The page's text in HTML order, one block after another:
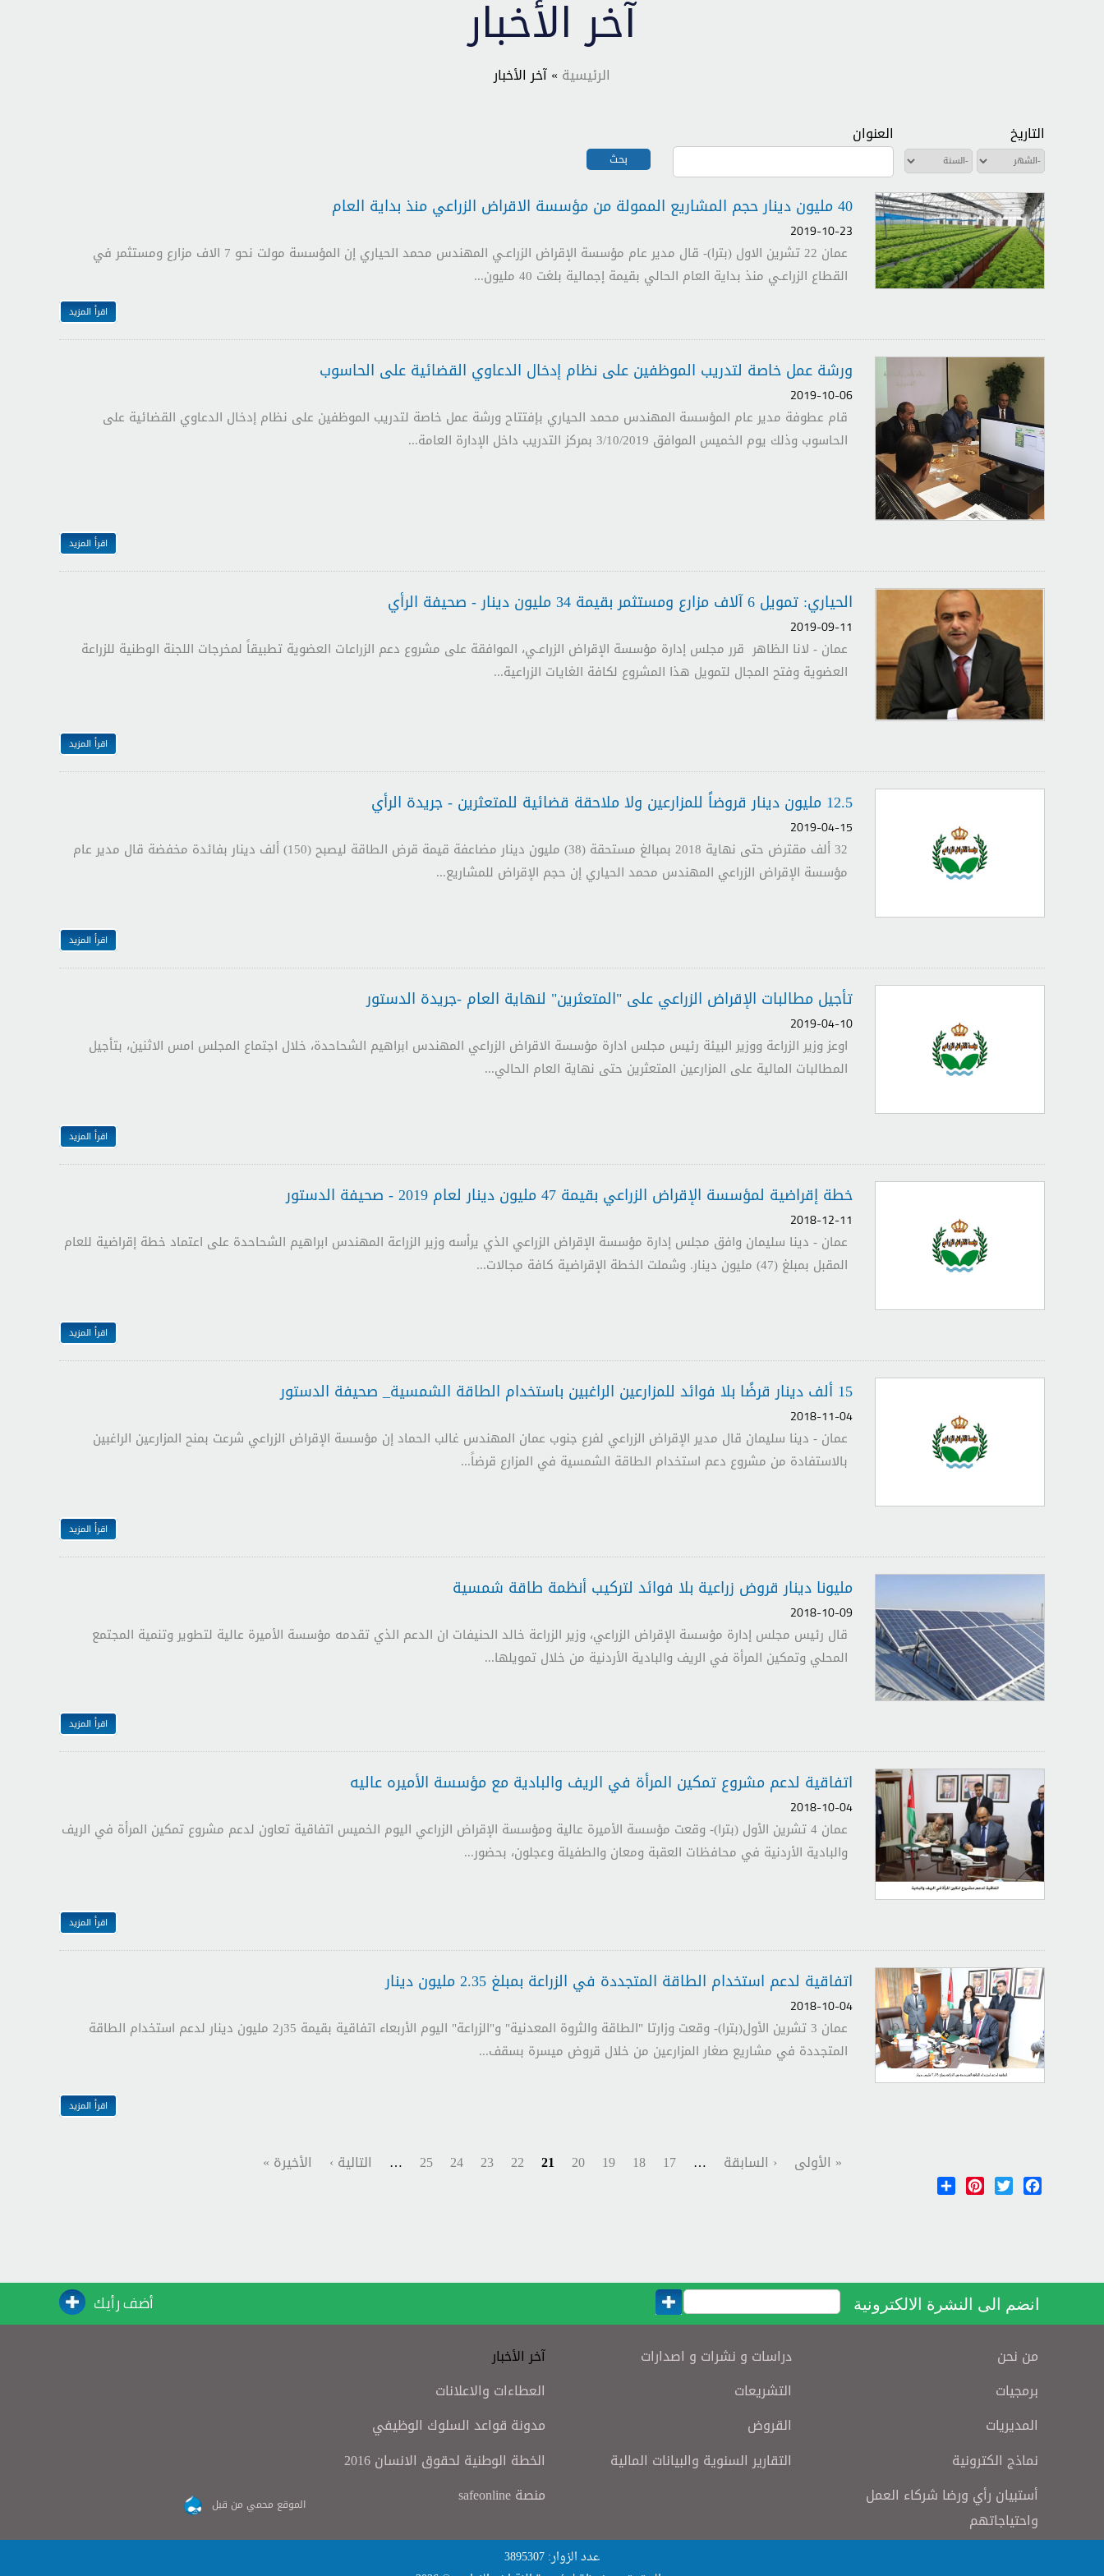
آخر الأخبار
الرئيسية » آخر الأخبار
التاريخ
‏الشهر ‏
‏السنة ‏
العنوان
40 مليون دينار حجم المشاريع الممولة من مؤسسة الاقراض الزراعي منذ بداية العام
2019-10-23
عمان 22 تشرين الاول (بترا)- قال مدير عام مؤسسة الإقراض الزراعـي المهندس محمد الحياري إن المؤسسة مولت نحو 7 الاف مزارع ومستثمر في
القطاع الزراعـي منذ بداية العام الحالي بقيمة إجمالية بلغت 40 مليون...
اقرأ المزيد
ورشة عمل خاصة لتدريب الموظفين على نظام إدخال الدعاوي القضائية على الحاسوب
2019-10-06
قام عطوفة مدير عام المؤسسة المهندس محمد الحياري بإفتتاح ورشة عمل خاصة لتدريب الموظفين على نظام إدخال الدعاوي القضائية على
الحاسوب وذلك يوم الخميس الموافق 3/10/2019 بمركز التدريب داخل الإدارة العامة...
اقرأ المزيد
الحياري: تمويل 6 آلاف مزارع ومستثمر بقيمة 34 مليون دينار - صحيفة الرأي
2019-09-11
عمان - لانا الظاهر قرر مجلس إدارة مؤسسة الإقراض الزراعـي، الموافقة على مشروع دعم الزراعات العضوية تطبيقاً لمخرجات اللجنة الوطنية للزراعة
العضوية وفتح المجال لتمويل هذا المشروع لكافة الغايات الزراعية...
اقرأ المزيد
12.5 مليون دينار قروضاً للمزارعين ولا ملاحقة قضائية للمتعثرين - جريدة الرأي
2019-04-15
32 ألف مقترض حتى نهاية 2018 بمبالغ مستحقة (38) مليون دينار مضاعفة قيمة قرض الطاقة ليصبح (150) ألف دينار بفائدة مخفضة قال مدير عام
مؤسسة الإقراض الزراعي المهندس محمد الحياري إن حجم الإقراض للمشاريع...
اقرأ المزيد
تأجيل مطالبات الإقراض الزراعي على "المتعثرين" لنهاية العام -جريدة الدستور
2019-04-10
اوعز وزير الزراعة ووزير البيئة رئيس مجلس ادارة مؤسسة الاقراض الزراعي المهندس ابراهيم الشحاحدة، خلال اجتماع المجلس امس الاثنين، بتأجيل
المطالبات المالية على المزارعين المتعثرين حتى نهاية العام الحالي...
اقرأ المزيد
خطة إقراضية لمؤسسة الإقراض الزراعي بقيمة 47 مليون دينار لعام 2019 - صحيفة الدستور
2018-12-11
عمان - دينا سليمان وافق مجلس إدارة مؤسسة الإقراض الزراعي الذي يرأسه وزير الزراعة المهندس ابراهيم الشحاحدة على اعتماد خطة إقراضية للعام
المقبل بمبلغ (47) مليون دينار. وشملت الخطة الإقراضية كافة مجالات...
اقرأ المزيد
15 ألف دينار قرضًا بلا فوائد للمزارعين الراغبين باستخدام الطاقة الشمسية_ صحيفة الدستور
2018-11-04
عمان - دينا سليمان قال مدير الإقراض الزراعي لفرع جنوب عمان المهندس غالب الحماد إن مؤسسة الإقراض الزراعي شرعت بمنح المزارعين الراغبين
بالاستفادة من مشروع دعم استخدام الطاقة الشمسية في المزارع قرضاً...
اقرأ المزيد
مليونا دينار قروض زراعية بلا فوائد لتركيب أنظمة طاقة شمسية
2018-10-09
قال رئيس مجلس إدارة مؤسسة الإقراض الزراعي، وزير الزراعة خالد الحنيفات ان الدعم الذي تقدمه مؤسسة الأميرة عالية لتطوير وتنمية المجتمع
المحلي وتمكين المرأة في الريف والبادية الأردنية من خلال تمويلها...
اقرأ المزيد
اتفاقية لدعم مشروع تمكين المرأة في الريف والبادية مع مؤسسة الأميره عاليه
2018-10-04
عمان 4 تشرين الأول (بترا)- وقعت مؤسسة الأميرة عالية ومؤسسة الإقراض الزراعي اليوم الخميس اتفاقية تعاون لدعم مشروع تمكين المرأة في الريف
والبادية الأردنية في محافظات العقبة ومعان والطفيلة وعجلون، بحضور...
اقرأ المزيد
اتفاقية لدعم استخدام الطاقة المتجددة في الزراعة بمبلغ 2.35 مليون دينار
2018-10-04
عمان 3 تشرين الأول(بترا)- وقعت وزارتا "الطاقة والثروة المعدنية" و"الزراعة" اليوم الأربعاء اتفاقية بقيمة 35ر2 مليون دينار لدعم استخدام الطاقة
المتجددة في مشاريع صغار المزارعين من خلال قروض ميسرة بسقف...
اقرأ المزيد
« الأولى ‹ السابقة …
17
18
19
20
21
22
23
24
25
… التالية ›
الأخيرة »
Facebook
Twitter
Pinterest
انضم الى النشرة الالكترونية أضف رأيك
من نحن
برمجيات
المديريات
نماذج الكترونية
أستبيان رأي ورضا شركاء العمل
واحتياجاتهم
دراسات و نشرات و اصدارات
التشريعات
القروض
التقارير السنوية والبيانات المالية
آخر الأخبار
العطاءات والاعلانات
مدونة قواعد السلوك الوظيفي
الخطة الوطنية لحقوق الانسان 2016
منصة safeonline
الموقع محمي من قبل
عدد الزوار: 3895307